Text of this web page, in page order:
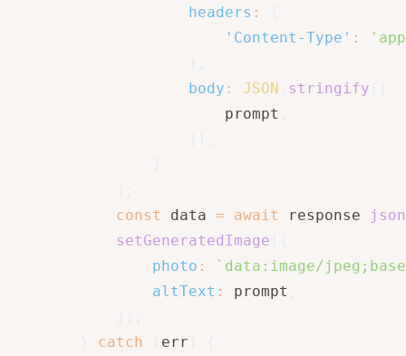
headers :
'Content-Type' :
body : JSON stringify
                        prompt
const
data = await response
json
setGeneratedImage
photo : ` data:image/
altText : prompt
catch err